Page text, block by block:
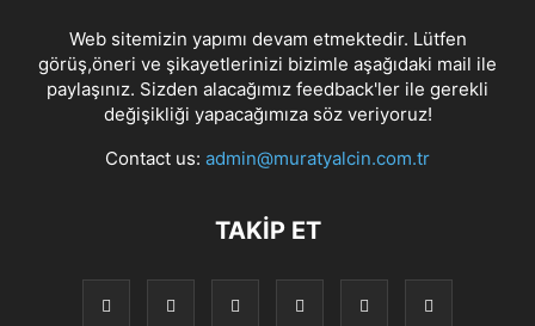
Web sitemizin yapımı devam etmektedir. Lütfen
görüş,öneri ve şikayetlerinizi bizimle aşağıdaki mail ile
paylaşınız. Sizden alacağımız feedback'ler ile gerekli
değişikliği yapacağımıza söz veriyoruz!
Contact us: admin@muratyalcin.com.tr
TAKIP ET